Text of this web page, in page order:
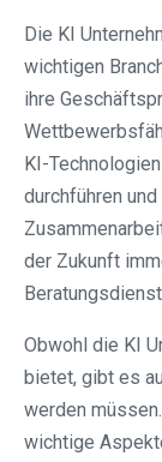
Die KI
wichtigen
ihre
KI-
durchführen
der Zukunft
Obwohl die KI
bietet, gibt es
werden
wichtige